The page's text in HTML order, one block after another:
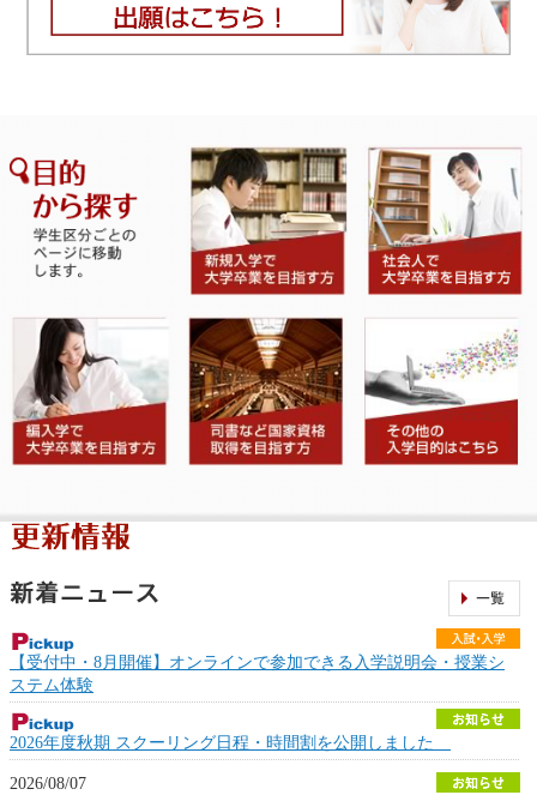
【受付中・8月開催】オンラインで参加できる入学説明会・授業シ
ステム体験
2026年度秋期 スクーリング日程・時間割を公開しました
2026/08/07